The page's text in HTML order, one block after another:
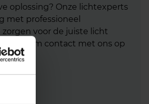
oplossing? Onze lichtexperts
met professioneel
zorgen voor de juiste licht
niet om contact met ons op